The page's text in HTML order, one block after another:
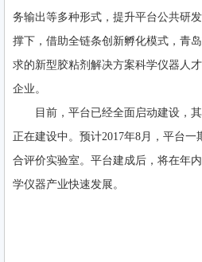
务输出等多种形式，提升平台公共研
撑下，借助全链条创新孵化模式，青
求的新型胶粘剂解决方案科学仪器人
企业。
目前，平台已经全面启动建设，
正在建设中。预计2017年8月，平台
合评价实验室。平台建成后，将在年
学仪器产业快速发展。